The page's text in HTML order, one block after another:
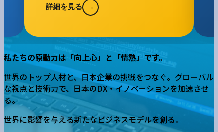
詳細を見る →
私たちの原動力は「向上心」と「情熱」です。
世界のトップ人材と、日本企業の挑戦をつなぐ。グローバル
な視点と技術力で、日本のDX・イノベーションを加速させ
る。
世界に影響を与える新たなビジネスモデルを創る。